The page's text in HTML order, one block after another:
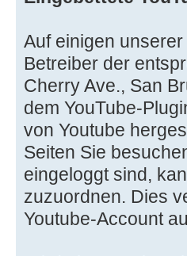
Auf einigen
Betreiber der
Cherry Ave., San
dem YouTube-
von Youtube
Seiten Sie
eingeloggt sind,
zuzuordnen. Dies
Youtube-Account